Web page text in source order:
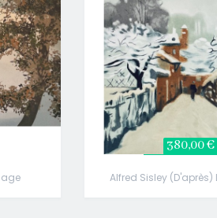
380,00 €
Alfred Sisley (d'après)